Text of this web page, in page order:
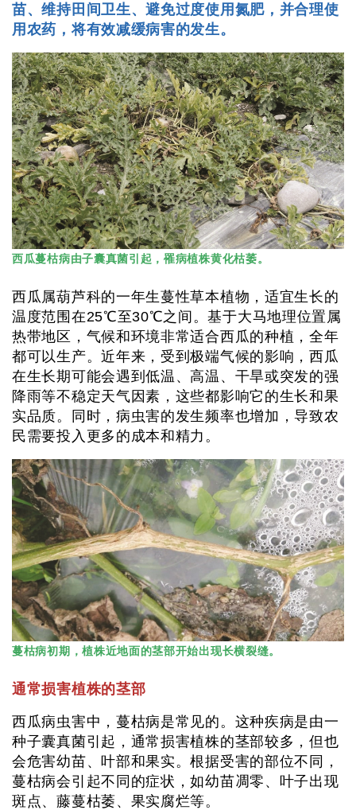
苗、维持田间卫生、避免过度使用氮肥，并合理使
用农药，将有效减缓病害的发生。
西瓜蔓枯病由子囊真菌引起，罹病植株黄化枯萎。
西瓜属葫芦科的一年生蔓性草本植物，适宜生长的
温度范围在25℃至30℃之间。基于大马地理位置属
热带地区，气候和环境非常适合西瓜的种植，全年
都可以生产。近年来，受到极端气候的影响，西瓜
在生长期可能会遇到低温、高温、干旱或突发的强
降雨等不稳定天气因素，这些都影响它的生长和果
实品质。同时，病虫害的发生频率也增加，导致农
民需要投入更多的成本和精力。
蔓枯病初期，植株近地面的茎部开始出现长横裂缝。
通常损害植株的茎部
西瓜病虫害中，蔓枯病是常见的。这种疾病是由一
种子囊真菌引起，通常损害植株的茎部较多，但也
会危害幼苗、叶部和果实。根据受害的部位不同，
蔓枯病会引起不同的症状，如幼苗凋零、叶子出现
斑点、藤蔓枯萎、果实腐烂等。